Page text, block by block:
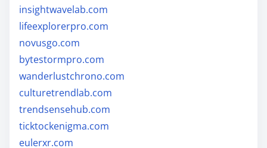
insightwavelab.com
lifeexplorerpro.com
novusgo.com
bytestormpro.com
wanderlustchrono.com
culturetrendlab.com
trendsensehub.com
ticktockenigma.com
eulerxr.com